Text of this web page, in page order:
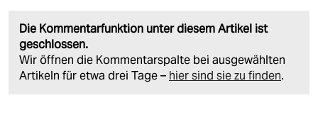
Die Kommentarfunktion unter diesem Artikel ist
geschlossen.
Wir öffnen die Kommentarspalte bei ausgewählten
Artikeln für etwa drei Tage – hier sind sie zu finden.